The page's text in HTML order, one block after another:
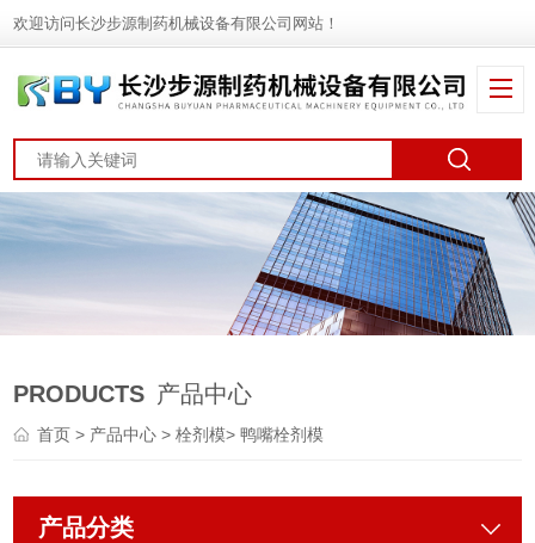
欢迎访问长沙步源制药机械设备有限公司网站！
PRODUCTS 产品中心
首页> 产品中心>栓剂模>鸭嘴栓剂模
产品分类